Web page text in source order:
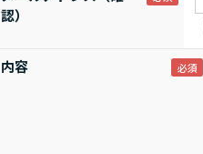
認）
内容